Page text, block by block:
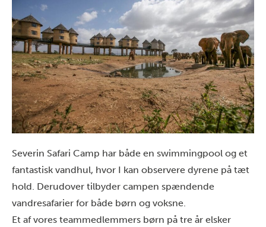
Severin Safari Camp har både en swimmingpool og et
fantastisk vandhul, hvor I kan observere dyrene på tæt
hold. Derudover tilbyder campen spændende
vandresafarier for både børn og voksne.
Et af vores teammedlemmers børn på tre år elsker